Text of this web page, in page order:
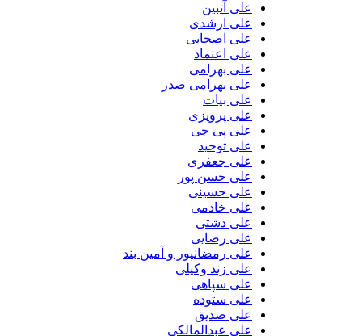
علی آتبین
علی ارشدی
علی اصحابی
علی اعتماد
علی بهرامی
علی بهرامی صدر
علی بیات
علی پرویزی
علی پی جی
علی توحید
علی جعفری
علی حسن پور
علی حسینی
علی خادمی
علی دشتی
علی رضایی
علی رمضانپور و آمین بند
علی زند وکیلی
علی سپاهی
علی ستوده
علی صدیق
علی عبدالمالکی